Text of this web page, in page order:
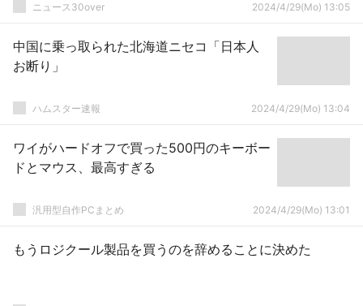
ニュース30over 2024/4/29(Mo) 13:05
中国に乗っ取られた北海道ニセコ「日本人
お断り」
ハムスター速報 2024/4/29(Mo) 13:04
ワイがハードオフで買った500円のキーボー
ドとマウス、最高すぎる
汎用型自作PCまとめ 2024/4/29(Mo) 13:01
もうロジクール製品を買うのを辞めることに決めた